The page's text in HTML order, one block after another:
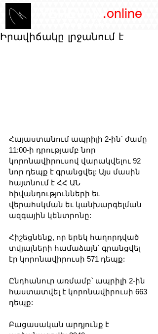
.online
Իրավիճակը լրջանում է
Հայաստանում ապրիլի 2-ին՝ ժամը
11:00-ի դրությամբ նոր
կորոնավիրուսով վարակվելու 92
նոր դեպք է գրանցվել: Այս մասին
հայտնում է ՀՀ ԱՆ
հիվանդությունների եւ
վերահսկման եւ կանխարգելման
ազգային կենտրոնը:
Հիշեցնենք, որ երեկ հաղորդված
տվյալների համաձայն՝ գրանցվել
էր կորոնավիրուսի 571 դեպք:
Ընդհանուր առմամբ՝ ապրիլի 2-ին
հաստատվել է կորոնավիրուսի 663
դեպք:
Բացասական արդյունք է